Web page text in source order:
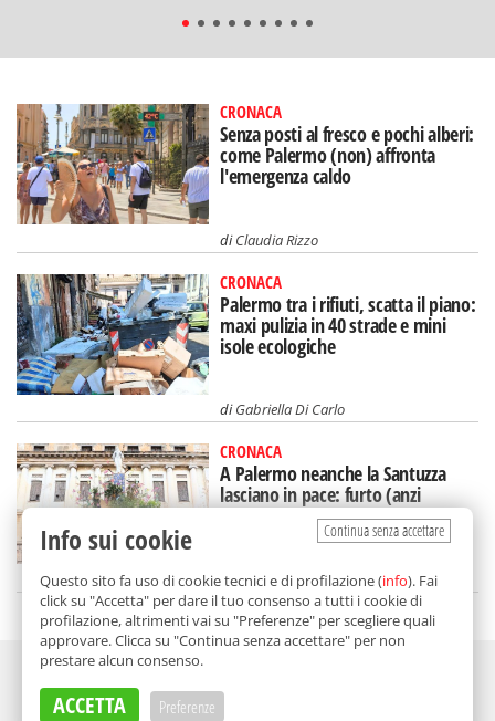
CRONACA
Senza posti al fresco e pochi alberi:
come Palermo (non) affronta
l'emergenza caldo
diClaudia Rizzo
CRONACA
Palermo tra i rifiuti, scatta il piano:
maxi pulizia in 40 strade e mini
isole ecologiche
diGabriella Di Carlo
CRONACA
A Palermo neanche la Santuzza
lasciano in pace: furto (anzi
sfregio) al Carro del Festino
diClaudia Rizzo
Continua senza accettare
Info sui cookie
Questo sito fa uso di cookie tecnici e di profilazione (info). Fai
click su "Accetta" per dare il tuo consenso a tutti i cookie di
profilazione, altrimenti vai su "Preferenze" per scegliere quali
approvare. Clicca su "Continua senza accettare" per non
prestare alcun consenso.
ACCETTA Preferenze